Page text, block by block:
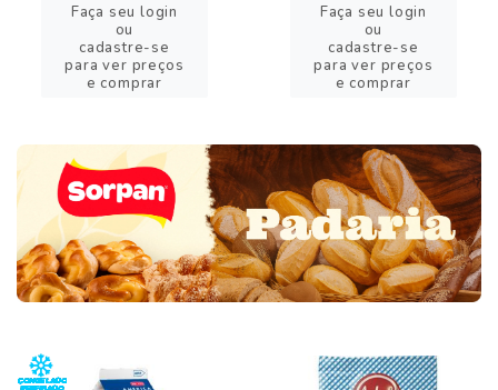
Faça seu login
ou
cadastre-se
para ver preços
e comprar
Faça seu login
ou
cadastre-se
para ver preços
e comprar